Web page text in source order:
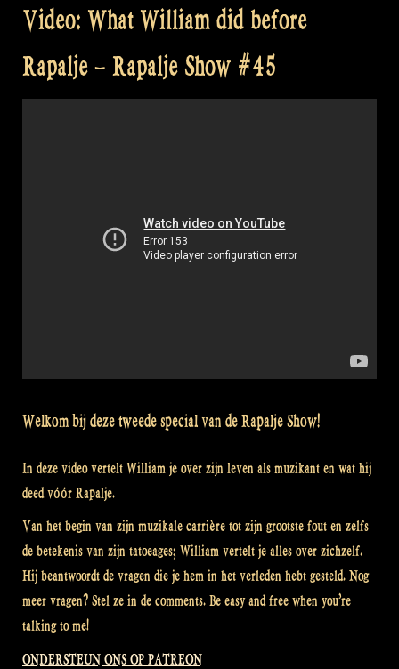
Video: What William did before
Rapalje – Rapalje Show #45
Welkom bij deze tweede special van de Rapalje Show!
In deze video vertelt William je over zijn leven als muzikant en wat hij
deed vóór Rapalje.
Van het begin van zijn muzikale carrière tot zijn grootste fout en zelfs
de betekenis van zijn tatoeages; William vertelt je alles over zichzelf.
Hij beantwoordt de vragen die je hem in het verleden hebt gesteld. Nog
meer vragen? Stel ze in de comments. Be easy and free when you’re
talking to me!
ONDERSTEUN ONS OP PATREON